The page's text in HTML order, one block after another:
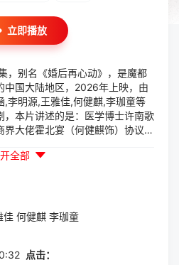
立即播放
，别名《婚后再心动》，是魔都
中国大陆地区，2026年上映，由
,李明源,王雅佳,何健麒,李珈童等
，本片讲述的是：医学博士许南歌
界大佬霍北宴（何健麒饰）协议成
暗查其企业，他悬赏追她身份。
全部
佳 何健麒 李珈童
点击：